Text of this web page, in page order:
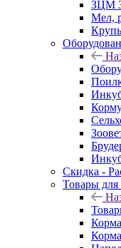
ЗЦМ
Мел,
Скидка -
Товары для